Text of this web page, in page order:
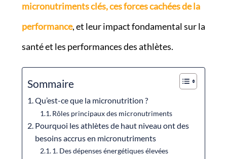
micronutriments clés, ces forces cachées de la
performance, et leur impact fondamental sur la
santé et les performances des athlètes.
Sommaire
Qu’est-ce que la micronutrition ?
Rôles principaux des micronutriments
Pourquoi les athlètes de haut niveau ont des
besoins accrus en micronutriments
1. Des dépenses énergétiques élevées